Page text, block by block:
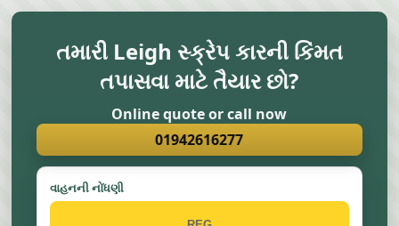
તમારી Leigh સ્ક્રેપ કારની કિંમત
તપાસવા માટે તૈયાર છો?
Online quote or call now
01942616277
વાહનની નોંધણી